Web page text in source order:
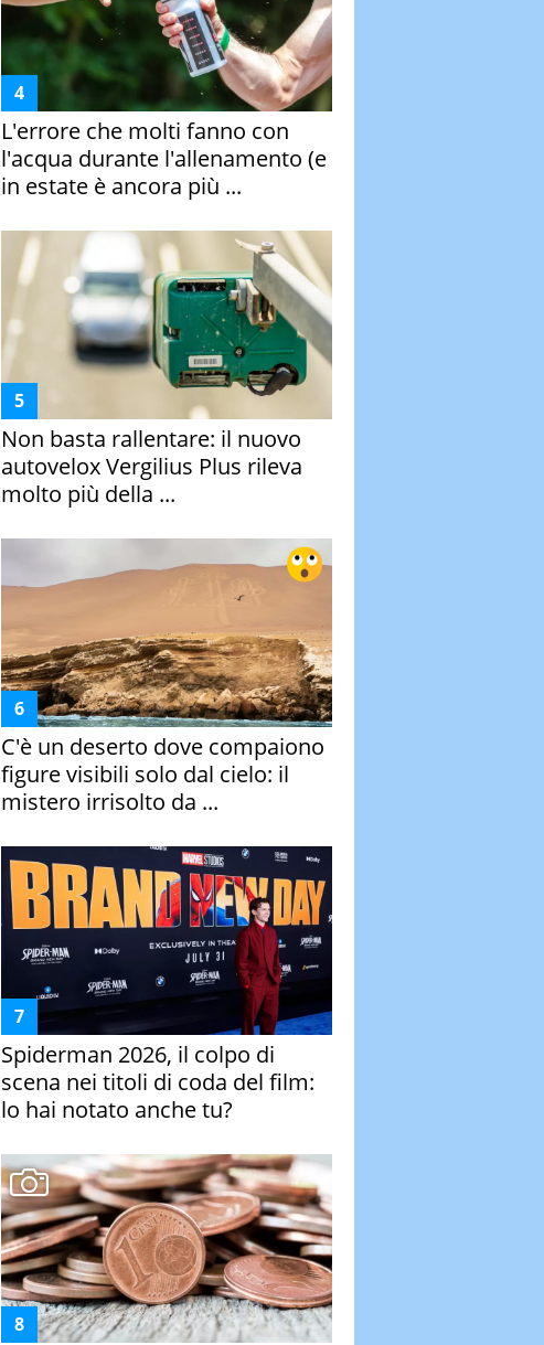
L'errore che molti fanno con
l'acqua durante l'allenamento (e
in estate è ancora più ...
Non basta rallentare: il nuovo
autovelox Vergilius Plus rileva
molto più della ...
C'è un deserto dove compaiono
figure visibili solo dal cielo: il
mistero irrisolto da ...
Spiderman 2026, il colpo di
scena nei titoli di coda del film:
lo hai notato anche tu?